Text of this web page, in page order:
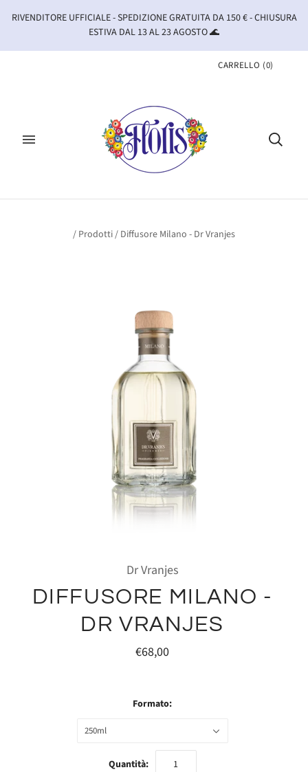
RIVENDITORE UFFICIALE - SPEDIZIONE GRATUITA DA 150 € - CHIUSURA
ESTIVA DAL 13 AL 23 AGOSTO 🌊
CARRELLO (0)
/ Prodotti/ Diffusore Milano - Dr Vranjes
Dr Vranjes
DIFFUSORE MILANO -
DR VRANJES
€68,00
Formato:
250ml
Quantità: